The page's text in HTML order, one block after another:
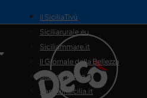
il SiciliaTivù
Siciliarurale.eu
Siciliammare.it
Il Giornale della Bellezza
Siciliamedica.it
Sanitainsicilia.it